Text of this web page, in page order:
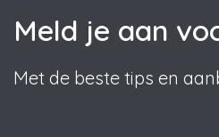
Meld je aan
Met de beste tips en